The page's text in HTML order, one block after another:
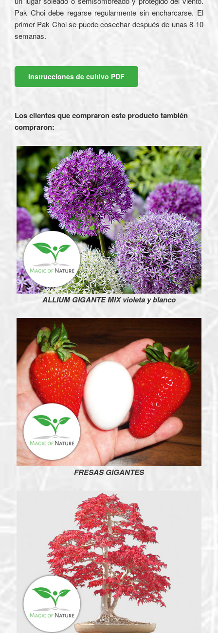
Pak Choi debe regarse regularmente sin encharcarse. El
primer Pak Choi se puede cosechar después de unas 8-10
semanas.
Instrucciones de cultivo PDF
Los clientes que compraron este producto también
compraron:
ALLIUM GIGANTE MIX violeta y blanco
FRESAS GIGANTES